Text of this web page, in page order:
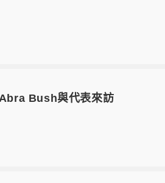
Bush與代表來訪